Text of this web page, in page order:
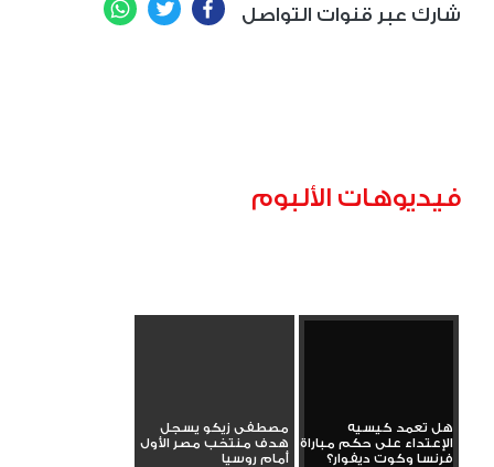
شارك عبر قنوات التواصل Facebook
Twitter
فيديوهات الألبوم
هل تعمد كيسيه
الإعتداء على حكم مباراة
فرنسا وكوت ديفوار؟
مصطفى زيكو يسجل
هدف منتخب مصر الأول
أمام روسيا